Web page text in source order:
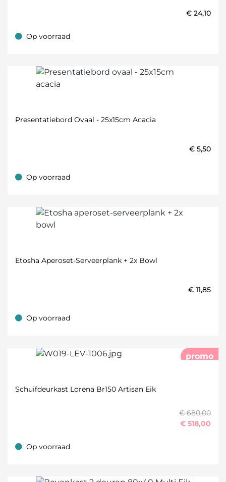
€ 24,10
Op voorraad
Op voorraad
Presentatiebord Ovaal - 25x15cm Acacia
€ 5,50
Op voorraad
Op voorraad
Etosha Aperoset-Serveerplank + 2x Bowl
€ 11,85
Op voorraad
Op voorraad
promo
Schuifdeurkast Lorena Br150 Artisan Eik
€ 680,00
€ 518,00
Op voorraad
Op voorraad